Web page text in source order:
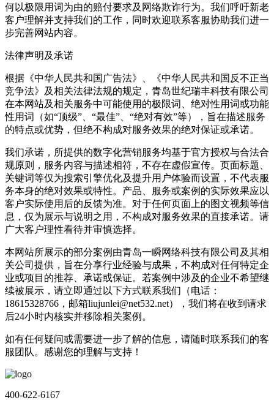
何以极限用词为由的赔付要求及网络欺诈行为。我们呼吁新老
客户理解并支持我们的工作，同时欢迎联系客服协助我们进一
步完善网站内容。
法律声明及承诺
根据《中华人民共和国广告法》、《中华人民共和国反不正当
竞争法》及相关法律法规的规定，青岛世纪瑞丰科技有限公司
在本网站及相关服务中可能使用的极限词、绝对性用词或功能
性用词（如“顶级”、“最佳”、“绝对有效”等），旨在描述服务
的特点或优势，但绝不构成对服务效果的绝对保证或承诺。
我们承诺，所提供的数字化营销服务均基于官方授权与合法合
规原则，服务内容与描述相符，不存在虚假宣传。页面标题、
关键词等仅为搜索引擎优化及提升用户体验而设置，不代表服
务本身的绝对效果或特性。产品、服务或案例的实际效果应以
客户实际使用后的反馈为准。对于任何页面上的图文视频等信
息，仅为展示与说明之用，不构成对服务效果的直接承诺。请
广大客户理性看待并审慎选择。
本网站所展示的部分案例由青岛一瞬网络科技有限公司及其相
关公司提供，旨在分享行业经验与成果，不构成对任何特定企
业或项目的推荐、承诺或保证。若案例中涉及的企业不希望继
续被展示，请立即通过以下方式联系我们（电话：
18615328766，邮箱liujunlei@net532.net），我们将在收到请求
后24小时内核实并移除相关案例。
如有任何疑问或需要进一步了解的信息，请随时联系我们的客
服团队。感谢您的理解与支持！
400-622-6167